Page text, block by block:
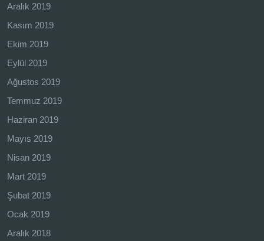
Aralık 2019
Kasım 2019
Ekim 2019
Eylül 2019
Ağustos 2019
Temmuz 2019
Haziran 2019
Mayıs 2019
Nisan 2019
Mart 2019
Şubat 2019
Ocak 2019
Aralık 2018